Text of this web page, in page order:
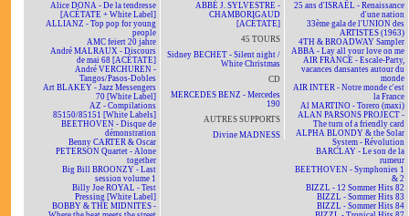
Alice DONA - De la tendresse
[ACÉTATE + White Label]
ALLIANZ - Top pop for young
people
AMC feiert 20 jahre
André MALRAUX - Discours
de mai 68 [ACÉTATE]
André VERCHUREN -
Tangos/Pasos-Dobles
Art BLAKEY - Jazz Messengers
70 [White Label]
AZ - Compilations
85150/85151 [White Labels]
BEETHOVEN - Disque de
démonstration
Benny CARTER & Oscar
PETERSON Quartet - Alone
together
Big Bill BROONZY - Last
session volume 1
Billy Joe ROYAL - Test
Pressing [White Label]
BOBBY & THE MIDNITES -
ABBÉ J. SYLVESTRE -
CHAMBORIGAUD
[ACÉTATE]
45 TOURS
Sidney BECHET - Silent night /
White Christmas
CD
MERCEDES BENZ - Mercedes
190
AUTRES SUPPORTS
Divine MADNESS
25 ans d'ISRAËL - Renaissance
d'une nation
33ème gala de l'UNION des
ARTISTES (1963)
4TH & BROADWAY Sampler
ABBA - Lay all your love on me
AIR FRANCE - Escale-Party,
vacances dansantes autour du
monde
AIR INTER - Notre monde c'est
la France
Al MARTINO - Torero (maxi)
ALAN PARSONS PROJECT -
The turn of a friendly card
ALPHA BLONDY & the Solar
System - Révolution
BARCLAY - Le son de la
rumeur
BEETHOVEN - Symphonies 1
& 2
BIZZL - 12 Sommer Hits 82
BIZZL - Sommer Hits 83
BIZZL - Sommer Hits 84